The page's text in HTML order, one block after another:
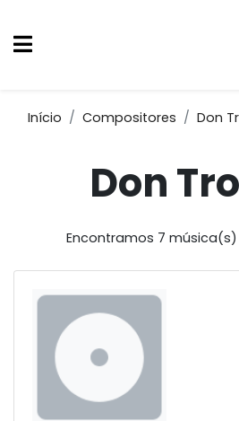
Início Compositores Don
Don
Encontramos 7